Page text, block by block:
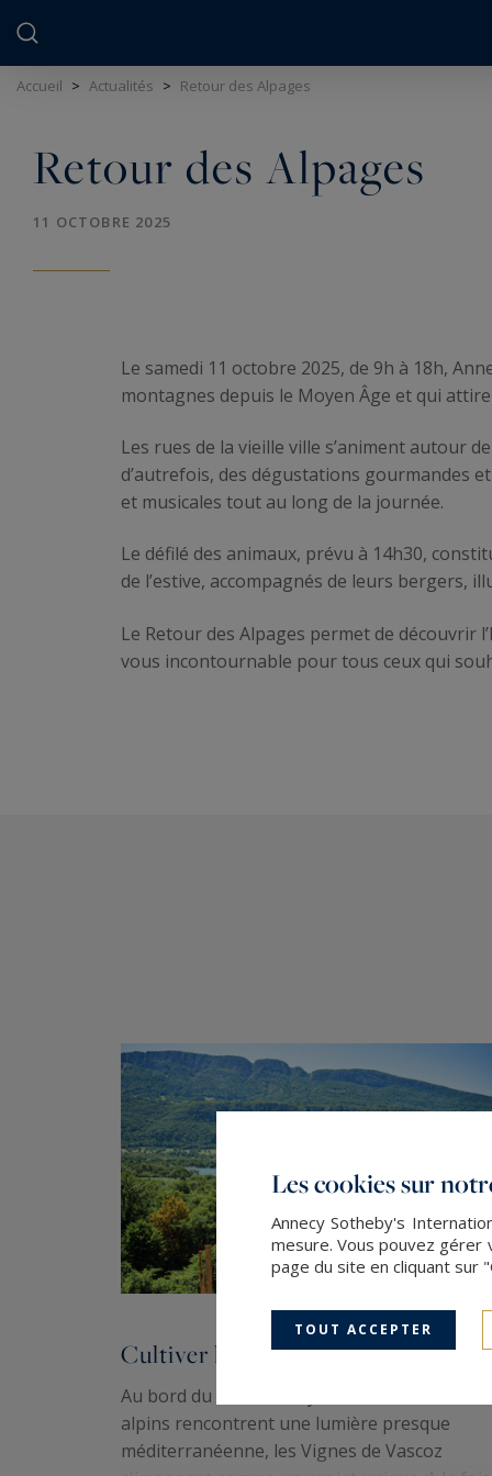
Accueil > Actualités > Retour des Alpages
Retour des Alpages
11 OCTOBRE 2025
Le samedi 11 octobre 2025, de 9h à 18h,
montagnes depuis le Moyen Âge et qui
Les rues de la vieille ville s’animent autour
d’autrefois, des dégustations gourmandes
et musicales tout au long de la journée.
Le défilé des animaux, prévu à 14h30,
de l’estive, accompagnés de leurs bergers,
Le Retour des Alpages permet de découvrir
vous incontournable pour tous ceux qui
Cultiver les liens
Au bord du lac d'Annecy, là où les reliefs
alpins rencontrent une lumière presque
méditerranéenne, les Vignes de Vascoz
Les cookies sur
Annecy Sotheby's
mesure. Vous pouvez gérer
page du site en cliquant sur
TOUT ACCEPTER